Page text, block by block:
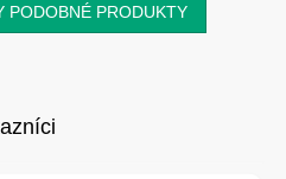
PODOBNÉ PRODUKTY